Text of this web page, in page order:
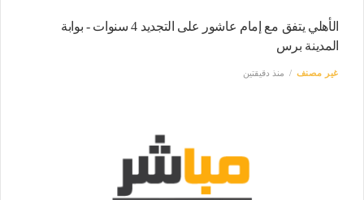
الأهلي يتفق مع إمام عاشور على التجديد 4 سنوات - بوابة
المدينة برس
غير مصنف منذ دقيقتين